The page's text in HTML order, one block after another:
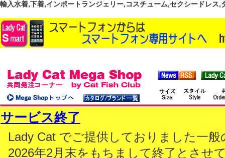
輸入水着,下着,インポートランジェリー,コスチューム,セクシードレス
サービス終了
Lady Cat でご提供しておりました一
2026年2月末をもちまして終了とさせ